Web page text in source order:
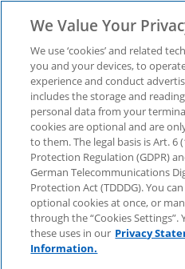
2025:
Wie Entscheiderinnen
denken.
We Value Your
We use ‘cookies’ and related
you and your devices, to
experience and conduct
includes the storage and
personal data from your
cookies are optional and are
to them. The legal basis is Art. 6
Protection Regulation (GDPR)
German Telecommunications
Protection Act (TDDDG). You
optional cookies at once, or
through the “Cookies
these uses in our Privacy
Information.